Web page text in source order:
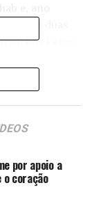
com duas
dos Patos.
“Graças a
85% o
já valeu a
vidas eram
de
obra vai
grande
de vida
por apoio a
o coração